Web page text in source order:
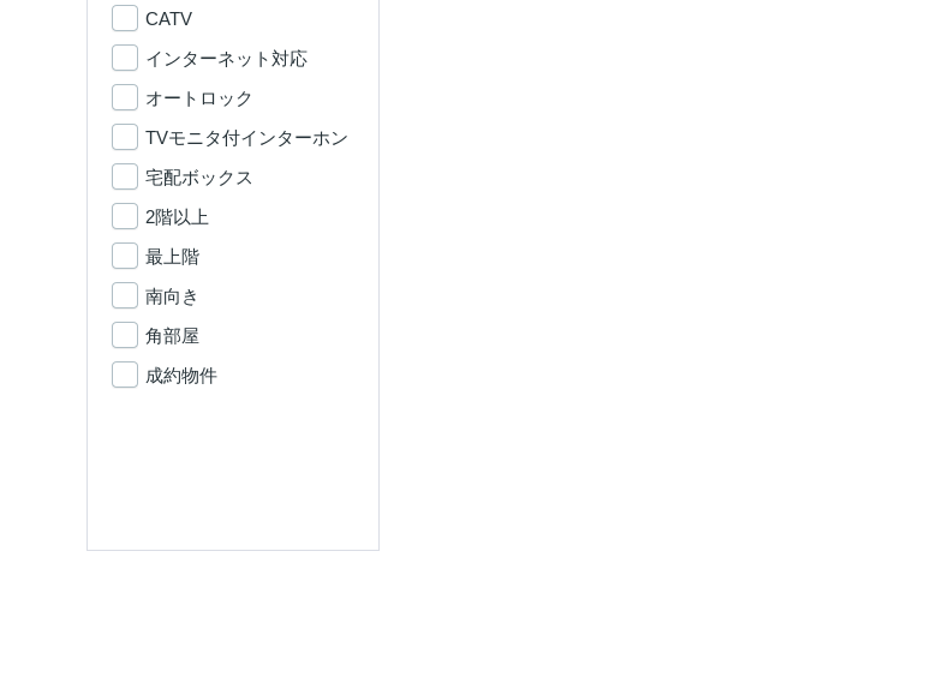
CATV
インターネット対応
オートロック
TVモニタ付インターホン
宅配ボックス
2階以上
最上階
南向き
角部屋
成約物件